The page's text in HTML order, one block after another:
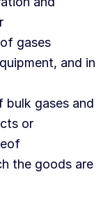
gases
and in
bulk gases and
or
the goods are